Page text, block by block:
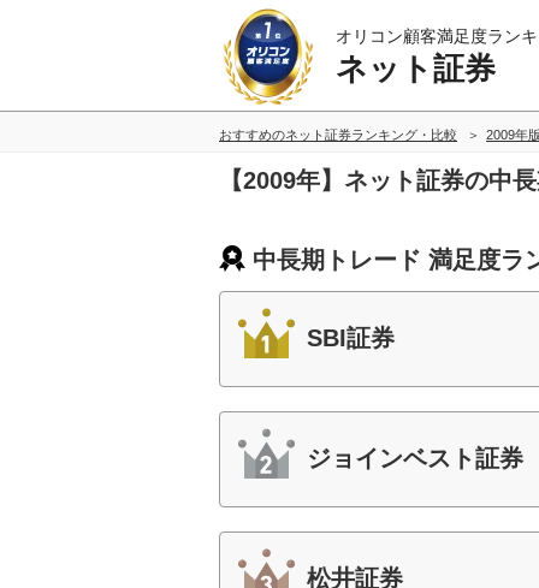
オリコン顧客満足度ラン
ネット証券
おすすめのネット証券ランキング・比較 2009年
【2009年】ネット証券の中
中長期トレード 満足度ラ
SBI証券
ジョインベスト証券
松井証券